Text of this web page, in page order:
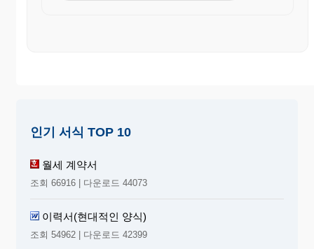
인기 서식 TOP 10
월세 계약서
조회 66916 | 다운로드 44073
이력서(현대적인 양식)
조회 54962 | 다운로드 42399